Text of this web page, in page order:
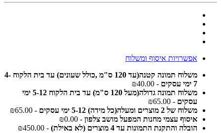
אפשרויות איסוף ומשלוח
משלוח תמונה קטנה(עד 120 ס"מ ,כולל שעונים) עד בית הלקוח 4-
7 ימי עסקים
- ₪40.00
משלוח תמונה גדולה(מעל 120 ס"מ) עד בית הלקוח 5-12 ימי
עסקים - ₪65.00
משלוח של 2 מוצרים ומעלה(כל מידה) 5-12 ימי עסקים
- ₪65.00
איסוף עצמי מחנות המפעל מושב צלפון - ₪0.00
הובלה והתקנת התמונות עד 4 מוצרים (לא באילת)
- ₪450.00